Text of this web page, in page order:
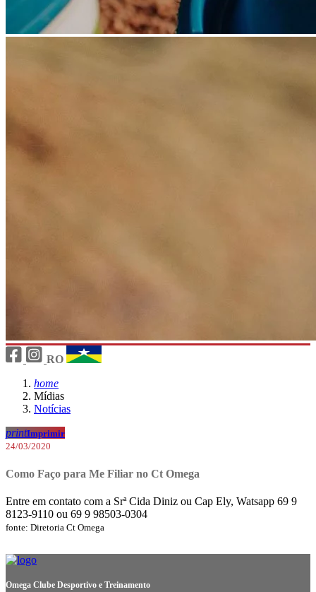
RO
home
Mídias
Notícias
printImprimir
24/03/2020
Como Faço para Me Filiar no Ct Omega
Entre em contato com a Srª Cida Diniz ou Cap Ely, Watsapp 69 9
8123-9110 ou 69 9 98503-0304
fonte: Diretoria Ct Omega
Omega Clube Desportivo e Treinamento